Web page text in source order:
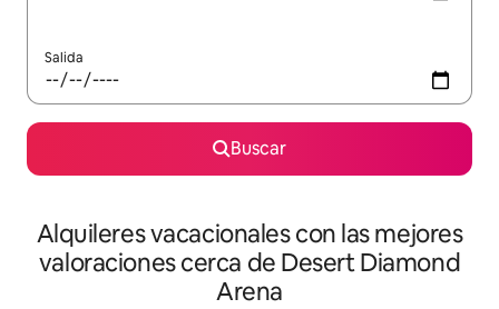
Salida
Buscar
Alquileres vacacionales con las mejores
valoraciones cerca de Desert Diamond
Arena